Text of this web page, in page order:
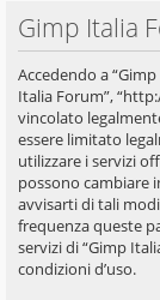
Gimp Italia
Accedendo a
Italia Forum”,
vincolato
essere limitato
utilizzare i servizi
possono cambiare
avvisarti di tali
frequenza queste
servizi di “Gimp
condizioni d’uso.